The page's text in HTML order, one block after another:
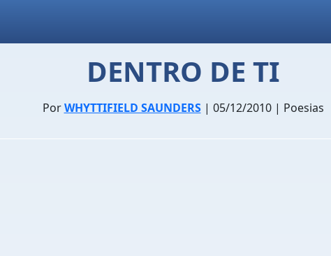
DENTRO DE TI
PorWHYTTIFIELD SAUNDERS| 05/12/2010 | Poesias